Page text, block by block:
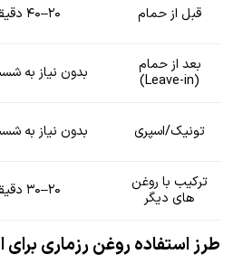
قبل از حمام ۲۰–4۰ دقیقه
بعد از حمام
(Leave-in)
بدون نیاز به
تونیک/اسپری بدون نیاز به
ترکیب با روغن
های دیگر
۲۰–۳۰ دقیقه
طرز استفاده روغن رزماری برای